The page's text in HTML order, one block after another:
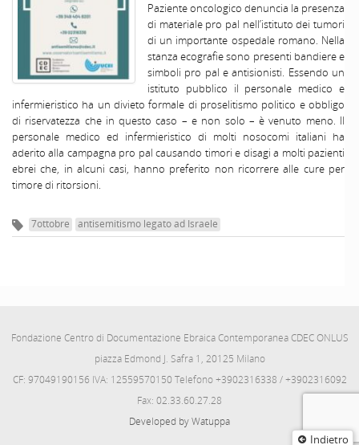
Indietro
Paziente oncologico denuncia la presenza
di materiale pro pal nell’istituto dei tumori
di un importante ospedale romano. Nella
stanza ecografie sono presenti bandiere e
simboli pro pal e antisionisti. Essendo un
istituto pubblico il personale medico e
infermieristico ha un divieto formale di proselitismo politico e obbligo
di riservatezza che in questo caso – e non solo – è venuto meno. Il
personale medico ed infermieristico di molti nosocomi italiani ha
aderito alla campagna pro pal causando timori e disagi a molti pazienti
ebrei che, in alcuni casi, hanno preferito non ricorrere alle cure per
timore di ritorsioni.
7ottobre antisemitismo legato ad Israele
Fondazione Centro di Documentazione Ebraica Contemporanea CDEC ONLUS
piazza Edmond J. Safra 1, 20125 Milano
CF: 97049190156 IVA: 12559570150 Telefono +3902316338 / +3902316092
Fax: 02.33.60.27.28
Developed by Watuppa